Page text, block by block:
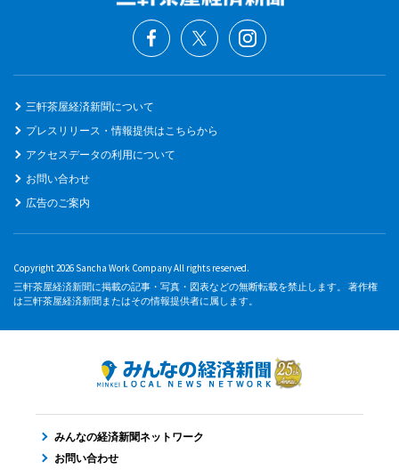
三軒茶屋経済新聞について
プレスリリース・情報提供はこちらから
アクセスデータの利用について
お問い合わせ
広告のご案内
Copyright 2026 Sancha Work Company All rights reserved.
三軒茶屋経済新聞に掲載の記事・写真・図表などの無断転載を禁止します。 著作権
は三軒茶屋経済新聞またはその情報提供者に属します。
みんなの経済新聞ネットワーク
お問い合わせ